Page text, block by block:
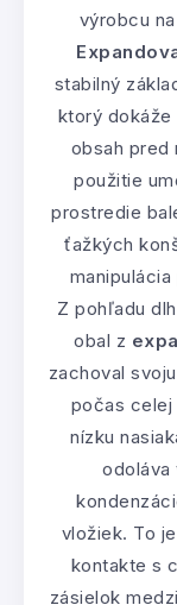
výrobcu
stabilný
ktorý
obsah pred
použitie
prostredie
ťažkých
Z pohľadu
obal z
zachoval
počas celej
nízku
odoláva
vložiek. To
kontakte s
zásielok